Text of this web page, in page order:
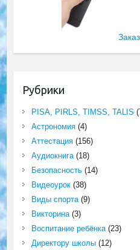
Рубрики
PISA, PIRLS, TIMSS, TALIS
Астрономия(4)
Аттестация(156)
Аудиокнига(18)
Безопасность(14)
Видеоурок(38)
Виды спорта(9)
Викторина(3)
Воспитание ребёнка(23)
Директору школы(12)